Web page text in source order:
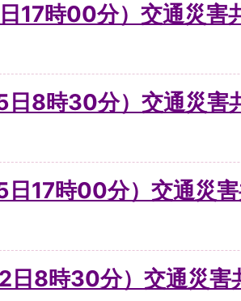
日17時00分）交通災
日8時30分）交通災害
日17時00分）交通災
日8時30分）交通災